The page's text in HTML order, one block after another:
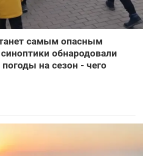
самым опасным
обнародовали
на сезон - чего